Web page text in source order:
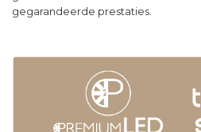
gegarandeerde prestaties.